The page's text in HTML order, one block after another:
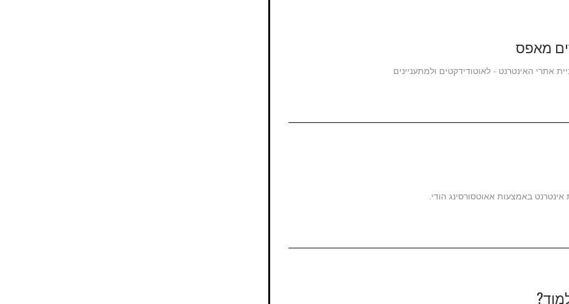
מאפס
אתרי האינטרנט - לאוטודידקטים ולמתעניינים
באמצעות אאוטסורסינג הודי.